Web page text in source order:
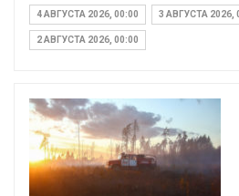
4 АВГУСТА 2026, 00:00 3 АВГУСТА 2026,
2 АВГУСТА 2026, 00:00